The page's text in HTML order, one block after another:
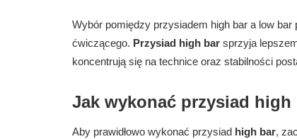
Wybór pomiędzy przysiadem high bar a low
ćwiczącego. Przysiad high bar sprzyja
koncentrują się na technice oraz stabilności
Jak wykonać przysiad high
Aby prawidłowo wykonać przysiad high bar,